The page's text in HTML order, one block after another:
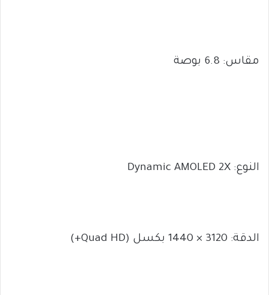
مقاس: 6.8 بوصة
النوع: Dynamic AMOLED 2X
الدقة: 3120 × 1440 بكسل (Quad HD+)